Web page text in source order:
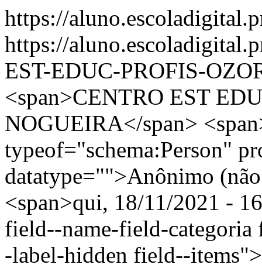
https://
https://
EST-EDUC-PROFIS-
<span>CENTRO EST
NOGUEIRA</span>
typeof="schema:Person"
datatype="">Anônimo
<span>qui, 18/11/2021 -
field--name-field-
-label-hidden field--